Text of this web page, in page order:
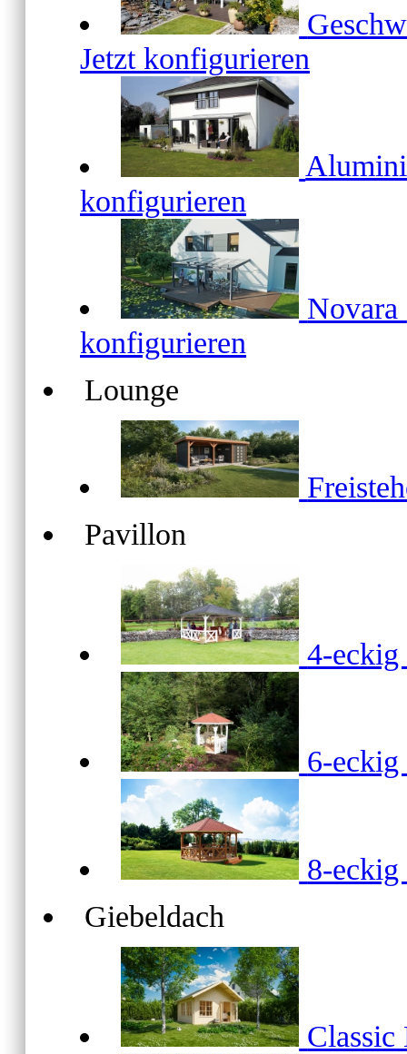
Jetzt konfigurieren
konfigurieren
Novara
konfigurieren
Lounge
Pavillon
4-eckig
6-eckig
8-eckig
Giebeldach